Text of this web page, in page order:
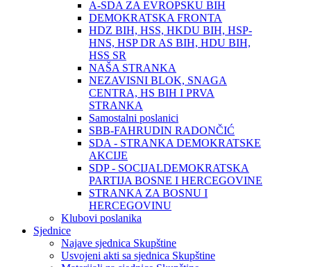
A-SDA ZA EVROPSKU BIH
DEMOKRATSKA FRONTA
HDZ BIH, HSS, HKDU BIH, HSP-
HNS, HSP DR AS BIH, HDU BIH,
HSS SR
NAŠA STRANKA
NEZAVISNI BLOK, SNAGA
CENTRA, HS BIH I PRVA
STRANKA
Samostalni poslanici
SBB-FAHRUDIN RADONČIĆ
SDA - STRANKA DEMOKRATSKE
AKCIJE
SDP - SOCIJALDEMOKRATSKA
PARTIJA BOSNE I HERCEGOVINE
STRANKA ZA BOSNU I
HERCEGOVINU
Klubovi poslanika
Sjednice
Najave sjednica Skupštine
Usvojeni akti sa sjednica Skupštine